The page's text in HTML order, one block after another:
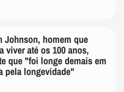
Johnson, homem que
viver até os 100 anos,
que "foi longe demais em
pela longevidade"